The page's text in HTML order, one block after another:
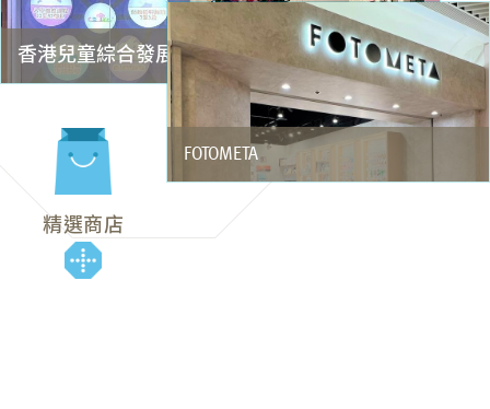
香港兒童綜合發展中心 - 鑽石山
FOTOMETA
精選商店